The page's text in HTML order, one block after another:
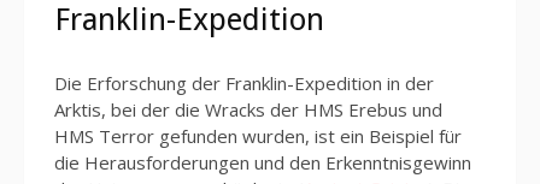
Franklin-Expedition
Die Erforschung der Franklin-Expedition in der
Arktis, bei der die Wracks der HMS Erebus und
HMS Terror gefunden wurden, ist ein Beispiel für
die Herausforderungen und den Erkenntnisgewinn